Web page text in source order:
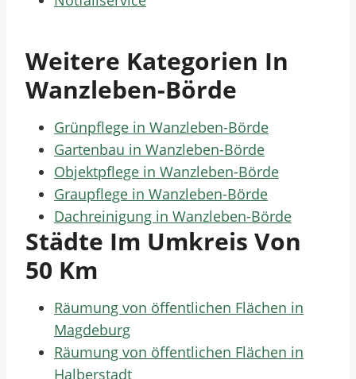
Weitere Kategorien In
Wanzleben-Börde
Grünpflege in Wanzleben-Börde
Gartenbau in Wanzleben-Börde
Objektpflege in Wanzleben-Börde
Graupflege in Wanzleben-Börde
Dachreinigung in Wanzleben-Börde
Städte Im Umkreis Von
50 Km
Räumung von öffentlichen Flächen in
Magdeburg
Räumung von öffentlichen Flächen in
Halberstadt